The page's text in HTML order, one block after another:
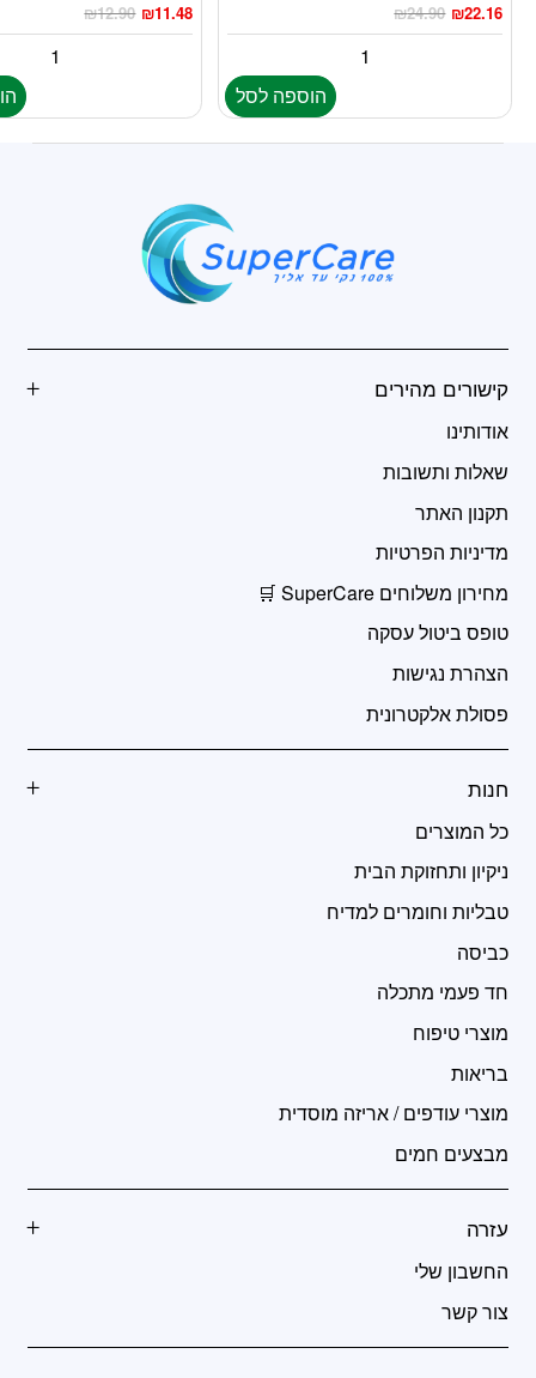
₪24.90 ₪22.16
הוספה לסל
₪12.90 ₪11.48
קישורים מהירים
אודותינו
שאלות ותשובות
תקנון האתר
מדיניות הפרטיות
מחירון משלוחים SuperCare 🛒
טופס ביטול עסקה
הצהרת נגישות
פסולת אלקטרונית
חנות
כל המוצרים
ניקיון ותחזוקת הבית
טבליות וחומרים למדיח
כביסה
חד פעמי מתכלה
מוצרי טיפוח
בריאות
מוצרי עודפים / אריזה מוסדית
מבצעים חמים
עזרה
החשבון שלי
צור קשר